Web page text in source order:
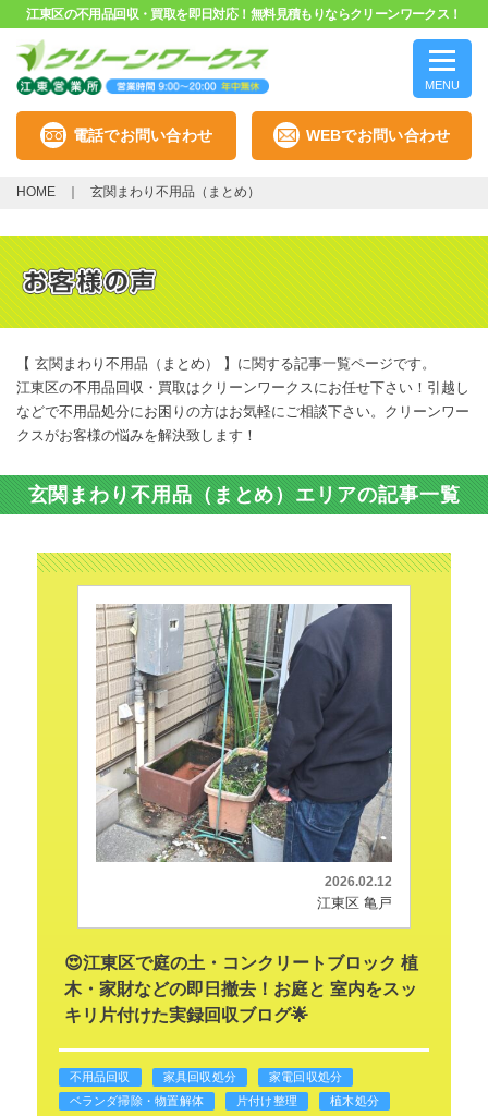
江東区の不用品回収・買取を即日対応！無料見積もりならクリーンワークス！
MENU
電話でお問い合わせ WEBでお問い合わせ
HOME 玄関まわり不用品（まとめ）
【 玄関まわり不用品（まとめ） 】に関する記事一覧ページです。
江東区の不用品回収・買取はクリーンワークスにお任せ下さい！引越し
などで不用品処分にお困りの方はお気軽にご相談下さい。クリーンワー
クスがお客様の悩みを解決致します！
玄関まわり不用品（まとめ）エリアの記事一覧
2026.02.12
江東区 亀戸
😍江東区で庭の土・コンクリートブロック 植
木・家財などの即日撤去！お庭と 室内をスッ
キリ片付けた実録回収ブログ🌟
不用品回収 家具回収処分
家電回収処分
ベランダ掃除・物置解体
片付け整理
植木処分